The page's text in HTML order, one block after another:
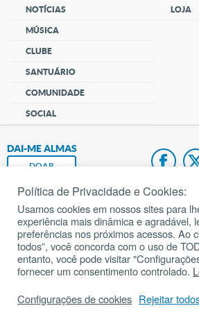
NOTÍCIAS
MÚSICA
CLUBE
SANTUÁRIO
COMUNIDADE
SOCIAL
LOJA
DAI-ME ALMAS
DOAR
Fundação João Paulo II
Pedido de Oração
Mapa do site
Todos os direitos
Política de Privacidade e Cookies:
Usamos cookies em nossos sites para
experiência mais dinâmica e agradável,
preferências nos próximos acessos. Ao
todos”, você concorda com o uso de
entanto, você pode visitar
fornecer um consentimento controlado.
Configurações de cookies Rejeitar